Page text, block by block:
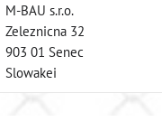
M-BAU s.r.o.
Zeleznicna 32
903 01 Senec
Slowakei